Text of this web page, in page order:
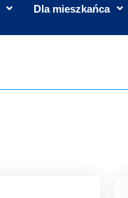
Dla mieszkańca